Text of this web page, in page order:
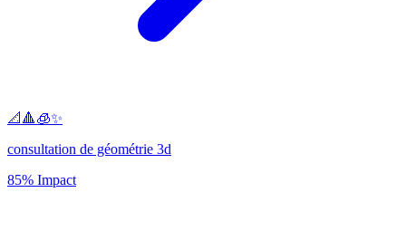
📐🔺🧊✨
consultation de géométrie 3d
85% Impact